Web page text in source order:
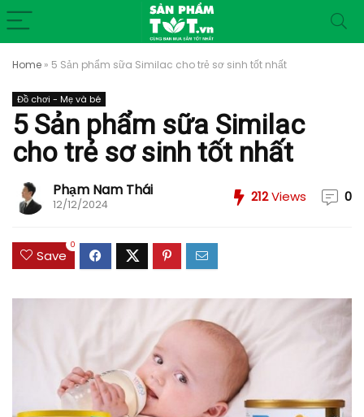
Home » 5 Sản phẩm sữa Similac cho trẻ sơ sinh tốt nhất
Đồ chơi - Mẹ và bé
5 Sản phẩm sữa Similac
cho trẻ sơ sinh tốt nhất
Phạm Nam Thái
12/12/2024 212Views 0
Save
0